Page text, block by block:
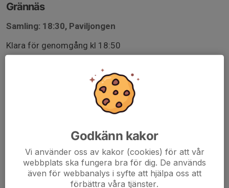
Grännäs
Samling: 18:30, Paviljongen
Klara för genomgång kl 18:50
Godkänn kakor
Vi använder oss av kakor (cookies) för att vår
webbplats ska fungera bra för dig. De används
även för webbanalys i syfte att hjälpa oss att
förbättra våra tjänster.